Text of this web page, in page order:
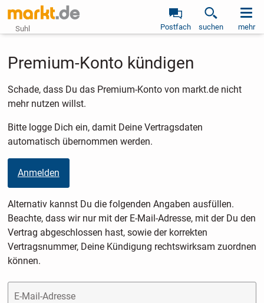
Suhl Postfach suchen mehr
Premium-Konto kündigen
Schade, dass Du das Premium-Konto von markt.de nicht
mehr nutzen willst.
Bitte logge Dich ein, damit Deine Vertragsdaten
automatisch übernommen werden.
Anmelden
Alternativ kannst Du die folgenden Angaben ausfüllen.
Beachte, dass wir nur mit der E-Mail-Adresse, mit der Du den
Vertrag abgeschlossen hast, sowie der korrekten
Vertragsnummer, Deine Kündigung rechtswirksam zuordnen
können.
E-Mail-Adresse